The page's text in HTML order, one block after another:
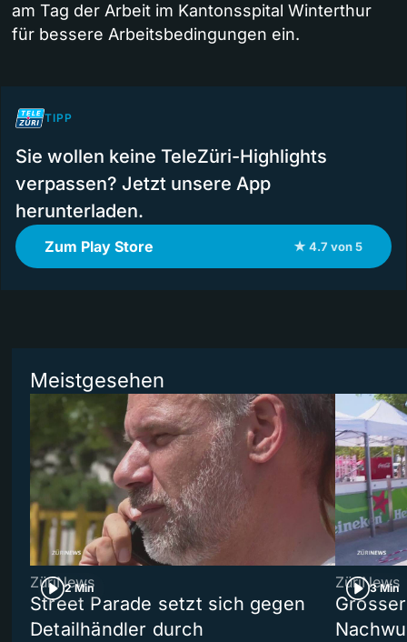
am Tag der Arbeit im Kantonsspital Winterthur
für bessere Arbeitsbedingungen ein.
TIPP
Sie wollen keine TeleZüri-Highlights
verpassen? Jetzt unsere App
herunterladen.
Zum Play Store ★ 4.7 von 5
Meistgesehen
2 Min
ZüriNews
Street Parade setzt sich gegen
Detailhändler durch
3 Min
ZüriNews